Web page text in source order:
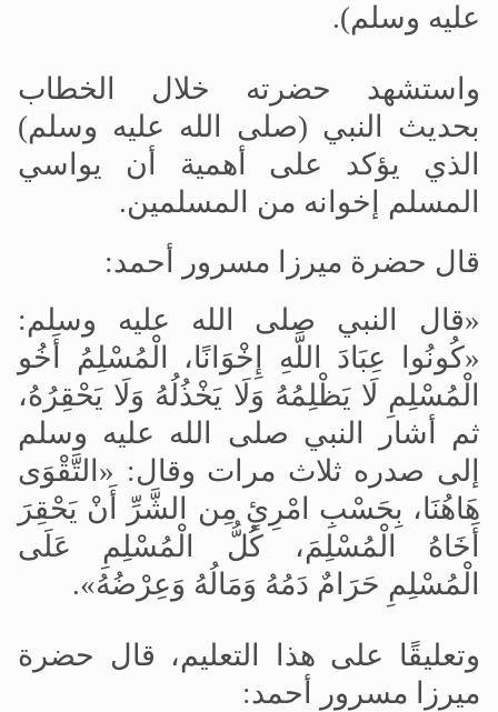
عليه وسلم).
واستشهد حضرته خلال الخطاب
بحديث النبي (صلى الله عليه وسلم)
الذي يؤكد على أهمية أن يواسي
المسلم إخوانه من المسلمين.
قال حضرة ميرزا مسرور أحمد:
«قال النبي صلى الله عليه وسلم:
«كُونُوا عِبَادَ اللَّهِ إِخْوَانًا، الْمُسْلِمُ أَخُو
الْمُسْلِمِ لَا يَظْلِمُهُ وَلَا يَخْذُلُهُ وَلَا يَحْقِرُهُ،
ثم أشار النبي صلى الله عليه وسلم
إلى صدره ثلاث مرات وقال: «التَّقْوَى
هَاهُنَا، بِحَسْبِ امْرِئٍ مِن الشَّرِّ أَنْ يَحْقِرَ
أَخَاهُ الْمُسْلِمَ، كُلُّ الْمُسْلِمِ عَلَى
الْمُسْلِمِ حَرَامٌ دَمُهُ وَمَالُهُ وَعِرْضُهُ».
وتعليقًا على هذا التعليم، قال حضرة
ميرزا مسرور أحمد: